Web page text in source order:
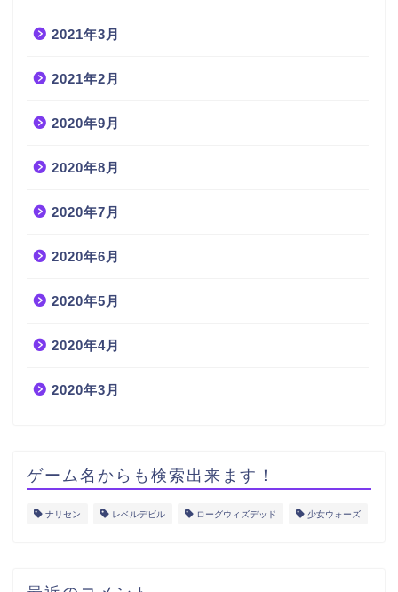
2021年3月
2021年2月
2020年9月
2020年8月
2020年7月
2020年6月
2020年5月
2020年4月
2020年3月
ゲーム名からも検索出来ます！
ナリセン レベルデビル ローグウィズデッド 少女ウォーズ